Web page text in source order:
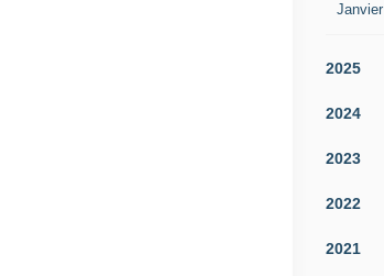
Janvier
2025
2024
2023
2022
2021